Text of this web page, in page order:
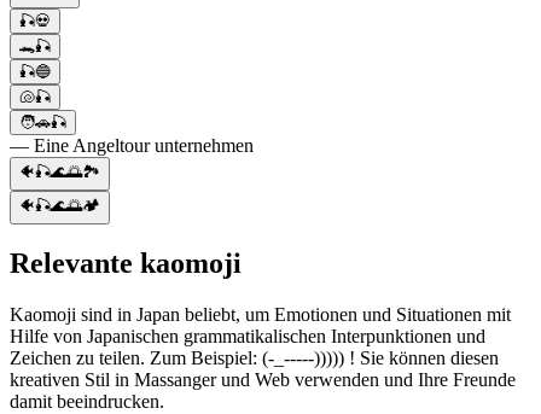
🎣💀
🐊🎣
🎣🔵
🐚🎣
🧑🚗🎣
— Eine Angeltour unternehmen
🐠🎣🌊🌅🏞️
🐠🎣🌊🌅🏕️
Relevante kaomoji
Kaomoji sind in Japan beliebt, um Emotionen und Situationen mit
Hilfe von Japanischen grammatikalischen Interpunktionen und
Zeichen zu teilen. Zum Beispiel: (-_-----))))) ! Sie können diesen
kreativen Stil in Massanger und Web verwenden und Ihre Freunde
damit beeindrucken.